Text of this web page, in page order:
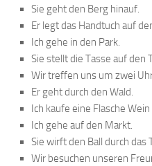
Sie geht den Berg hinauf.
Er legt das Handtuch auf
Ich gehe in den Park.
Sie stellt die Tasse auf den
Wir treffen uns um zwei
Er geht durch den Wald.
Ich kaufe eine Flasche
Ich gehe auf den Markt.
Sie wirft den Ball durch das
Wir besuchen unseren